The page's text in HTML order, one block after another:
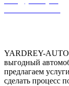
YARDREY-AUTO
выгодный
предлагаем
сделать процесс